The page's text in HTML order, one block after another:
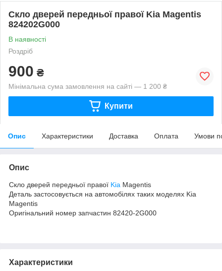
Скло дверей передньої правої Kia Magentis
824202G000
В наявності
Роздріб
900 ₴
Мінімальна сума замовлення на сайті — 1 200 ₴
Купити
Опис Характеристики Доставка Оплата Умови
Опис
Скло дверей передньої правої Kia Magentis
Деталь застосовується на автомобілях таких моделях Kia
Magentis
Оригінальний номер запчастин 82420-2G000
Характеристики